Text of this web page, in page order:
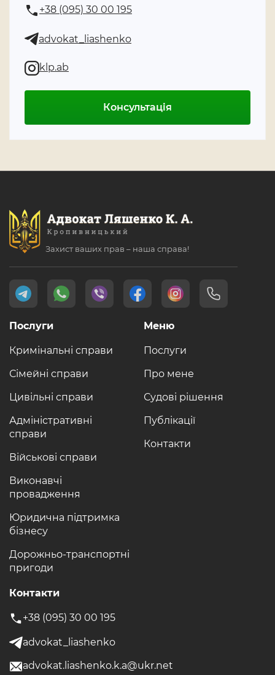
+38 (095) 30 00 195
advokat_liashenko
klp.ab
Консультація
Захист ваших прав – наша справа!
Меню
Послуги
Про мене
Судові рішення
Публікації
Контакти
Послуги
Кримінальні справи
Сімейні справи
Цивільні справи
Адміністративні
справи
Військові справи
Виконавчі
провадження
Юридична підтримка
бізнесу
Дорожньо-транспортні
пригоди
Контакти
+38 (095) 30 00 195
advokat_liashenko
advokat.liashenko.k.a@ukr.net